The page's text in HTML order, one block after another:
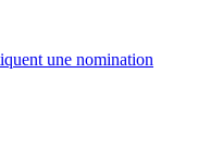
une nomination